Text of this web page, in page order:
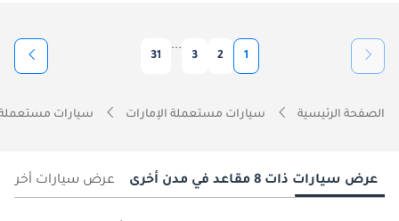
1
2
3
...
31
الصفحة الرئيسية سيارات مستعملة الإمارات سيارات
عرض سيارات ذات 8 مقاعد في مدن أخرى عرض سيارات أخرى